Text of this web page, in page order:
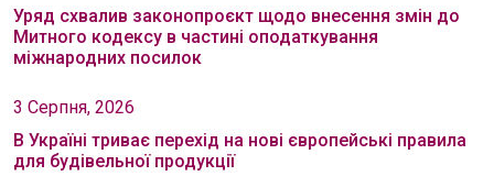
Уряд схвалив законопроєкт щодо внесення змін до
Митного кодексу в частині оподаткування
міжнародних посилок
3 Серпня, 2026
В Україні триває перехід на нові європейські правила
для будівельної продукції